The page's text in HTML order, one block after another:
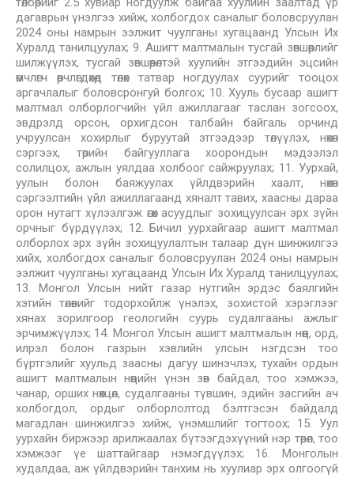
дагаврын үнэлгээ хийж, холбогдох саналыг боловсруулан
2024 оны намрын ээлжит чуулганы хугацаанд Улсын Их
Хуралд танилцуулах; 9. Ашигт малтмалын тусгай зөвшөөрлийг
шилжүүлэх, тусгай зөвшөөрөлтэй хуулийн этгээдийн эцсийн
өмчлөгч өөрчлөгдөхөд төлөх татвар ногдуулах суурийг тооцох
аргачлалыг боловсронгуй болгох; 10. Хууль бусаар ашигт
малтмал олборлогчийн үйл ажиллагааг таслан зогсоох,
эвдрэлд орсон, орхигдсон талбайн байгаль орчинд
учруулсан хохирлыг буруутай этгээдээр төлүүлэх, нөхөн
сэргээх, төрийн байгууллага хоорондын мэдээлэл
солилцох, ажлын уялдаа холбоог сайжруулах; 11. Уурхай,
уулын болон баяжуулах үйлдвэрийн хаалт, нөхөн
сэргээлтийн үйл ажиллагаанд хяналт тавих, хаасны дараа
орон нутагт хүлээлгэж өгөх асуудлыг зохицуулсан эрх зүйн
орчныг бүрдүүлэх; 12. Бичил уурхайгаар ашигт малтмал
олборлох эрх зүйн зохицуулалтын талаар дүн шинжилгээ
хийх, холбогдох саналыг боловсруулан 2024 оны намрын
ээлжит чуулганы хугацаанд Улсын Их Хуралд танилцуулах;
13. Монгол Улсын нийт газар нутгийн эрдэс баялгийн
хэтийн төлөвийг тодорхойлж үнэлэх, зохистой хэрэглээг
хянах зорилгоор геологийн суурь судалгааны ажлыг
эрчимжүүлэх; 14. Монгол Улсын ашигт малтмалын нөөц, орд,
илрэл болон газрын хэвлийн улсын нэгдсэн тоо
бүртгэлийг хуульд заасны дагуу шинэчлэх, тухайн ордын
ашигт малтмалын нөөцийн үнэн зөв байдал, тоо хэмжээ,
чанар, орших нөхцөл, судалгааны түвшин, эдийн засгийн ач
холбогдол, ордыг олборлолтод бэлтгэсэн байдалд
магадлан шинжилгээ хийж, үнэмшлийг тогтоох; 15. Уул
уурхайн биржээр арилжаалах бүтээгдэхүүний нэр төрөл, тоо
хэмжээг үе шаттайгаар нэмэгдүүлэх; 16. Монголын
худалдаа, аж үйлдвэрийн танхим нь хуулиар эрх олгоогүй